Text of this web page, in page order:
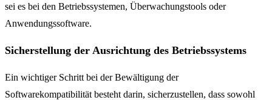
sei es bei den Betriebssystemen, Überwachungstools oder
Anwendungssoftware.
Sicherstellung der Ausrichtung des Betriebssystems
Ein wichtiger Schritt bei der Bewältigung der
Softwarekompatibilität besteht darin, sicherzustellen, dass sowohl